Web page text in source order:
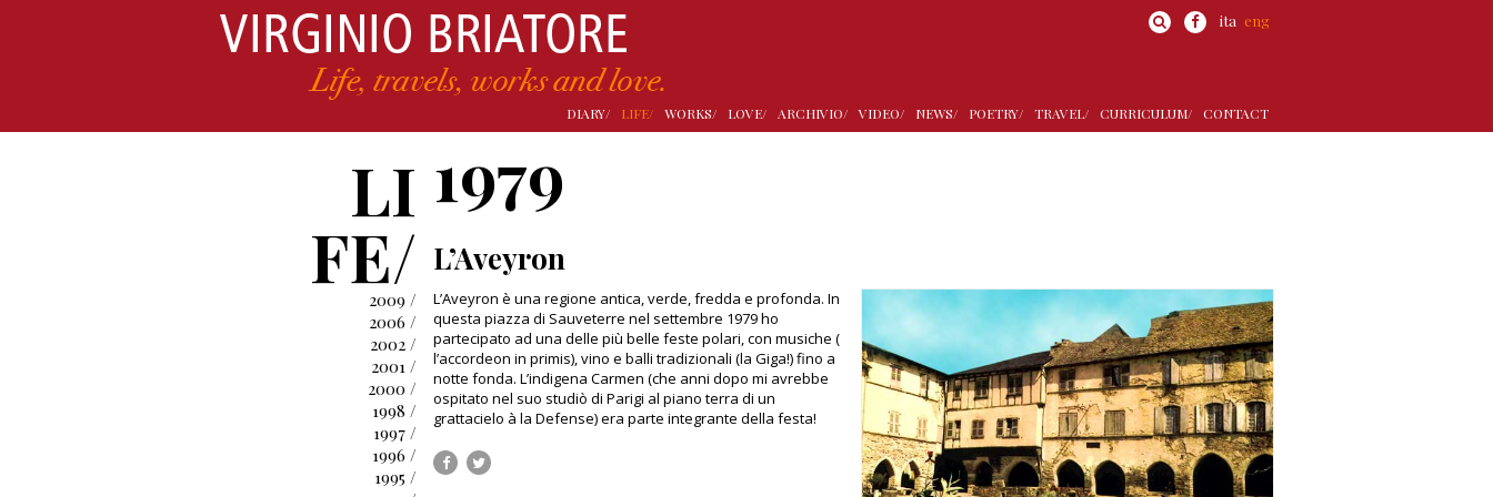
ita eng
DIARY/ LIFE/ WORKS/ LOVE/ ARCHIVIO/ VIDEO/ NEWS/ POETRY/ TRAVEL/ CURRICULUM/ CONTACT
LI
FE/
2009 /
2006 /
2002 /
2001 /
2000 /
1998 /
1997 /
1996 /
1995 /
1979
L’Aveyron
L’Aveyron è una regione antica, verde, fredda e profonda. In
questa piazza di Sauveterre nel settembre 1979 ho
partecipato ad una delle più belle feste polari, con musiche (
l’accordeon in primis), vino e balli tradizionali (la Giga!) fino a
notte fonda. L’indigena Carmen (che anni dopo mi avrebbe
ospitato nel suo studiò di Parigi al piano terra di un
grattacielo à la Defense) era parte integrante della festa!